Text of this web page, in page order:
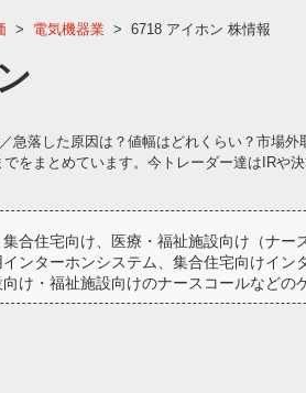
> 電気機器業 > 6718 アイホン 株情報
急落した原因は？値幅はどれくらい？市場
をまとめています。今トレーダー達はIRや
合住宅向け、医療・福祉施設向け（ナ
ンターホンシステム、集合住宅向けイ
け・福祉施設向けのナースコールなどの